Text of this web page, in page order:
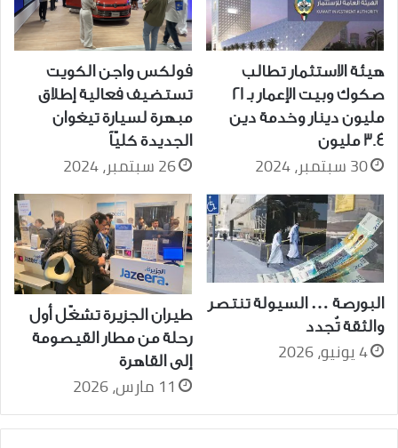
هيئة الاستثمار تطالب
صكوك وبيت الإعمار بـ 21
مليون دينار وخدمة دين
3.4 مليون
30 سبتمبر، 2024
فولكس واجن الكويت
تستضيف فعالية إطلاق
مبهرة لسيارة تيغوان
الجديدة كليّاً
26 سبتمبر، 2024
البورصة … السيولة تنتصر
والثقة تُجدد
4 يونيو، 2026
طيران الجزيرة تشغّل أول
رحلة من مطار القيصومة
إلى القاهرة
11 مارس، 2026